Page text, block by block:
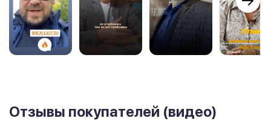
Отзывы покупателей (видео)